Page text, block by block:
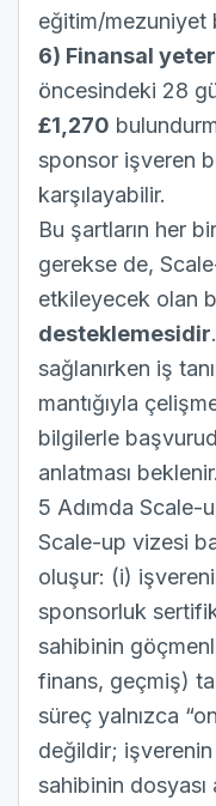
eğitim/mezuniyet
6) Finansal
öncesindeki 28
£1,270
sponsor işveren
karşılayabilir.
Bu şartların her
gerekse de,
etkileyecek olan
desteklemesidir
sağlanırken iş
mantığıyla
bilgilerle
anlatması beklenir.
5 Adımda Scale-
Scale-up vizesi
oluşur: (i)
sponsorluk
sahibinin
finans, geçmiş)
süreç yalnızca
değildir;
sahibinin dosyası